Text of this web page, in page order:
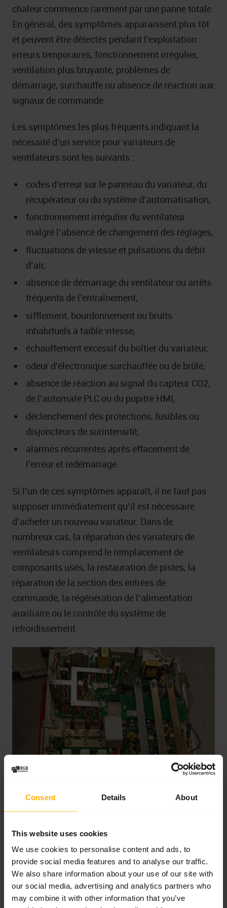
Consent Details About
This website uses cookies
We use cookies to personalise content and ads, to
provide social media features and to analyse our traffic.
We also share information about your use of our site with
our social media, advertising and analytics partners who
may combine it with other information that you’ve
chaleur commence rarement par une panne totale.
En général, des symptômes apparaissent plus tôt
et peuvent être détectés pendant l’exploitation :
erreurs temporaires, fonctionnement irrégulier,
ventilation plus bruyante, problèmes de
démarrage, surchauffe ou absence de réaction aux
signaux de commande.
Les symptômes les plus fréquents indiquant la
nécessité d’un service pour variateurs de
ventilateurs sont les suivants :
codes d’erreur sur le panneau du variateur, du
récupérateur ou du système d’automatisation,
fonctionnement irrégulier du ventilateur
malgré l’absence de changement des réglages,
fluctuations de vitesse et pulsations du débit
d’air,
absence de démarrage du ventilateur ou arrêts
fréquents de l’entraînement,
sifflement, bourdonnement ou bruits
inhabituels à faible vitesse,
échauffement excessif du boîtier du variateur,
odeur d’électronique surchauffée ou de brûlé,
absence de réaction au signal du capteur CO2,
de l’automate PLC ou du pupitre HMI,
déclenchement des protections, fusibles ou
disjoncteurs de surintensité,
alarmes récurrentes après effacement de
l’erreur et redémarrage.
Si l’un de ces symptômes apparaît, il ne faut pas
supposer immédiatement qu’il est nécessaire
d’acheter un nouveau variateur. Dans de
nombreux cas, la réparation des variateurs de
ventilateurs comprend le remplacement de
composants usés, la restauration de pistes, la
réparation de la section des entrées de
commande, la régénération de l’alimentation
auxiliaire ou le contrôle du système de
refroidissement.